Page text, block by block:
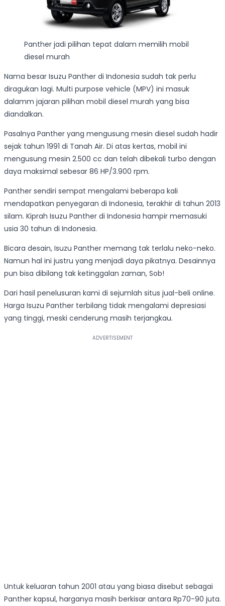
Panther jadi pilihan tepat dalam memilih mobil
diesel murah
Nama besar Isuzu Panther di Indonesia sudah tak perlu
diragukan lagi. Multi purpose vehicle (MPV) ini masuk
dalamm jajaran pilihan mobil diesel murah yang bisa
diandalkan.
Pasalnya Panther yang mengusung mesin diesel sudah hadir
sejak tahun 1991 di Tanah Air. Di atas kertas, mobil ini
mengusung mesin 2.500 cc dan telah dibekali turbo dengan
daya maksimal sebesar 86 HP/3.900 rpm.
Panther sendiri sempat mengalami beberapa kali
mendapatkan penyegaran di Indonesia, terakhir di tahun 2013
silam. Kiprah Isuzu Panther di Indonesia hampir memasuki
usia 30 tahun di Indonesia.
Bicara desain, Isuzu Panther memang tak terlalu neko-neko.
Namun hal ini justru yang menjadi daya pikatnya. Desainnya
pun bisa dibilang tak ketinggalan zaman, Sob!
Dari hasil penelusuran kami di sejumlah situs jual-beli online.
Harga Isuzu Panther terbilang tidak mengalami depresiasi
yang tinggi, meski cenderung masih terjangkau.
Untuk keluaran tahun 2001 atau yang biasa disebut sebagai
Panther kapsul, harganya masih berkisar antara Rp70-90 juta.